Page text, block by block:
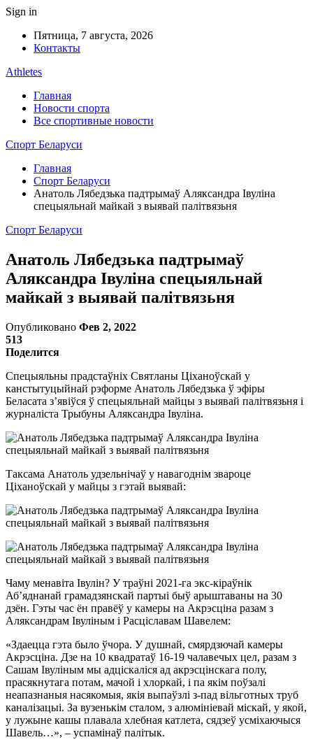
Sign in
Пятница, 7 августа, 2026
Контакты
Athletes
Главная
Новости спорта
Все спортивные новости
Спорт Беларуси
Главная
Спорт Беларуси
Анатоль Лябедзька падтрымаў Аляксандра Івуліна
спецыяльнай майкай з выявай палітвязьня
Спорт Беларуси
Анатоль Лябедзька падтрымаў
Аляксандра Івуліна спецыяльнай
майкай з выявай палітвязьня
Опубликовано Фев 2, 2022
513
Поделится
Спецыяльны прадстаўніх Святланы Ціханоўскай у
канстытуцыйнай рэформе Анатоль Лябедзька ў эфіры
Беласата з’явіўся ў спецыяльнай майцы з выявай палітвязьня і
журналіста Трыбуны Аляксандра Івуліна.
Таксама Анатоль удзельнічаў у навагоднім звароце
Ціханоўскай у майцы з гэтай выявай:
Чаму менавіта Івулін? У траўні 2021-га экс-кіраўнік
Аб’яднанай грамадзянскай партыі быў арыштаваны на 30
дзён. Гэты час ён правёў у камеры на Акрэсціна разам з
Аляксандрам Івуліным і Расціславам Шавелем:
«Здаецца гэта было ўчора. У душнай, смярдзючай камеры
Акрэсціна. Дзе на 10 квадратаў 16-19 чалавечых цел, разам з
Сашам Івуліным мы адціскаліся ад акрэсцінскага полу,
прасякнутага потам, мачой і хлоркай, і па якім поўзалі
неапазнаныя насякомыя, якія выпаўзлі з-пад вільготных труб
каналізацыі. За вузенькім сталом, з алюмініевай міскай, у якой,
у лужыне кашы плавала хлебная катлета, сядзеў усміхаючыся
Шавель…», – успамінаў палітык.